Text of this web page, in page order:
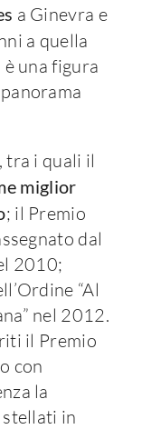
a Ginevra e
a quella
una figura
tra i quali il
miglior
; il Premio
dal
2010;
“Al
nel 2012.
il Premio
con
la
in